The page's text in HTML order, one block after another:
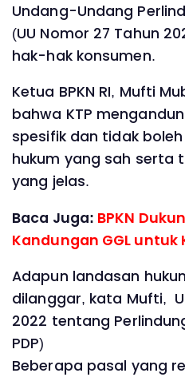
Undang-Undang
(UU Nomor 27 Tahun
hak-hak konsumen.
Ketua BPKN RI, Mufti
bahwa KTP
spesifik dan tidak
hukum yang sah serta
yang jelas.
Baca Juga: BPKN
Kandungan GGL untuk
Adapun landasan
dilanggar, kata Mufti,
2022 tentang
PDP)
Beberapa pasal yang